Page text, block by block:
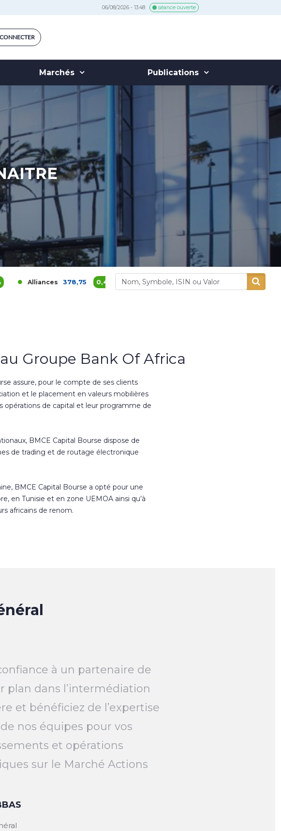
06/08/2026 - 13:48 séance ouverte
Marchés Publications
378,75 0,46 % Aluminium Maroc 1 780,00 -0,06 % Aradei
Groupe Bank Of Africa
assure, pour le compte de ses clients
et le placement en valeurs mobilières
de capital et leur programme de
BMCE Capital Bourse dispose de
de trading et de routage électronique
BMCE Capital Bourse a opté pour une
en Tunisie et en zone UEMOA ainsi qu’à
africains de renom.
à un partenaire de
plan dans l’intermédiation
et bénéficiez de l’expertise
nos équipes pour vos
et opérations
sur le Marché Actions